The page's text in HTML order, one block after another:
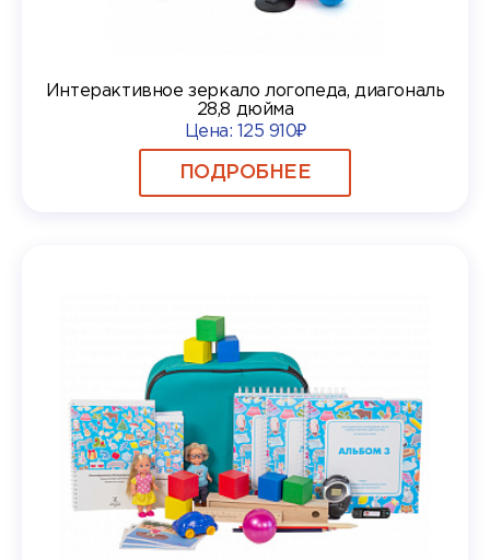
Интерактивное зеркало логопеда, диагональ
28,8 дюйма
Цена:
125 910₽
ПОДРОБНЕЕ